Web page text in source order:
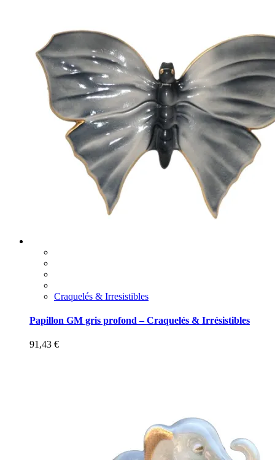
Craquelés & Irresistibles
Papillon GM gris profond – Craquelés & Irrésistibles
91,43 €